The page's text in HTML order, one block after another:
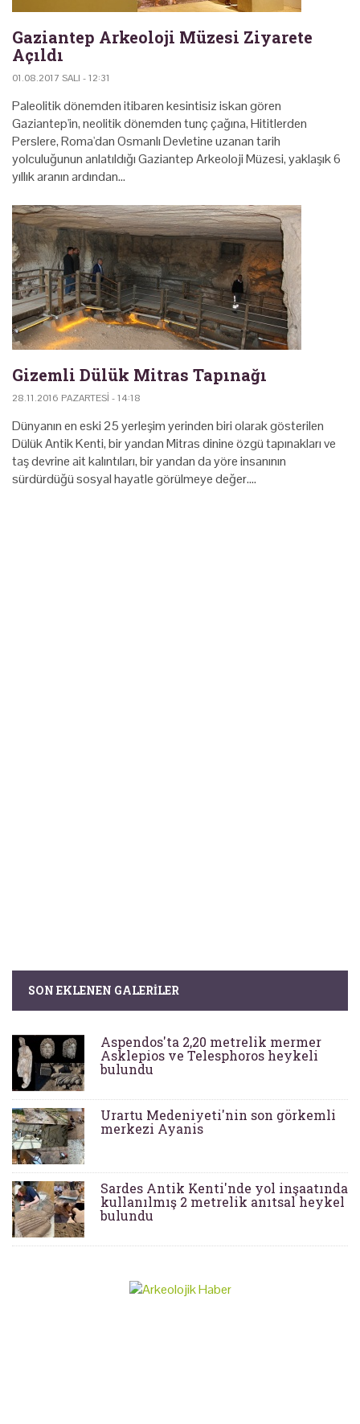
Gaziantep Arkeoloji Müzesi Ziyarete
Açıldı
01.08.2017 SALI - 12:31
Paleolitik dönemden itibaren kesintisiz iskan gören
Gaziantep'in, neolitik dönemden tunç çağına, Hititlerden
Perslere, Roma'dan Osmanlı Devletine uzanan tarih
yolculuğunun anlatıldığı Gaziantep Arkeoloji Müzesi, yaklaşık 6
yıllık aranın ardından…
Gizemli Dülük Mitras Tapınağı
28.11.2016 PAZARTESI - 14:18
Dünyanın en eski 25 yerleşim yerinden biri olarak gösterilen
Dülük Antik Kenti, bir yandan Mitras dinine özgü tapınakları ve
taş devrine ait kalıntıları, bir yandan da yöre insanının
sürdürdüğü sosyal hayatle görülmeye değer.…
SON EKLENEN GALERILER
Aspendos'ta 2,20 metrelik mermer
Asklepios ve Telesphoros heykeli
bulundu
Urartu Medeniyeti'nin son görkemli
merkezi Ayanis
Sardes Antik Kenti'nde yol inşaatında
kullanılmış 2 metrelik anıtsal heykel
bulundu